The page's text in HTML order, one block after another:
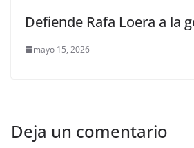
Defiende Rafa Loera a la
mayo 15, 2026
Deja un comentario